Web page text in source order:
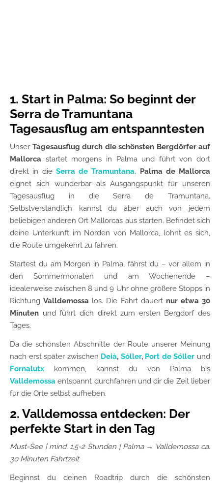
1. Start in Palma: So beginnt der
Serra de Tramuntana
Tagesausflug am entspanntesten
Unser Tagesausflug durch die schönsten Bergdörfer auf
Mallorca startet morgens in Palma und führt von dort
direkt in die Serra de Tramuntana. Palma de Mallorca
eignet sich wunderbar als Ausgangspunkt für unseren
Tagesausflug in die Serra de Tramuntana.
Selbstverständlich kannst du aber auch von jedem
beliebigen anderen Ort Mallorcas aus starten. Befindet sich
deine Unterkunft im Norden von Mallorca, lohnt es sich,
die Route umgekehrt zu fahren.
Startest du am Morgen in Palma, fährst du – vor allem in
den Sommermonaten und am Wochenende –
idealerweise zwischen 8 und 9 Uhr ohne größere Stopps in
RichtungValldemossa los. Die Fahrt dauert nur etwa 30
Minuten und führt dich direkt zum ersten Bergdorf des
Tages.
Da die schönsten Abschnitte der Route unserer Meinung
nach erst später zwischen Deià, Sóller, Port de Sóller und
Fornalutx kommen, kannst du von Palma bis
Valldemossa entspannt durchfahren und dir die Zeit lieber
für die Orte selbst aufheben.
2. Valldemossa entdecken: Der
perfekte Start in den Tag
Must-See | mind. 1,5-2 Stunden | Palma → Valldemossa ca.
30 Minuten Fahrtzeit
Beginnst du deinen Roadtrip durch die schönsten